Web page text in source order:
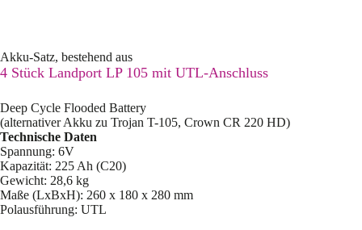
Akku-Satz, bestehend aus
4 Stück Landport LP 105 mit UTL-Anschluss
Deep Cycle Flooded Battery
(alternativer Akku zu Trojan T-105, Crown CR 220 HD)
Technische Daten
Spannung: 6V
Kapazität: 225 Ah (C20)
Gewicht: 28,6 kg
Maße (LxBxH): 260 x 180 x 280 mm
Polausführung: UTL